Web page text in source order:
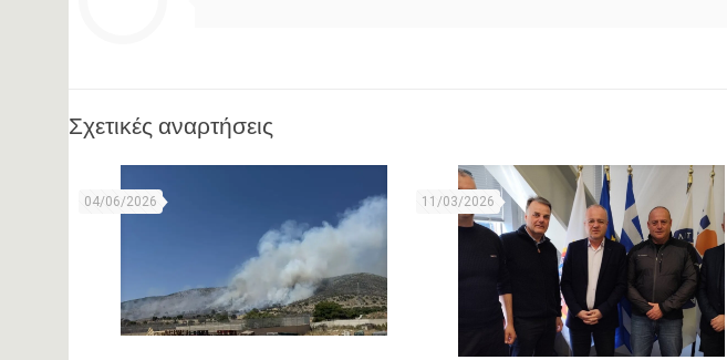
Σχετικές αναρτήσεις
04/06/2026 11/03/2026